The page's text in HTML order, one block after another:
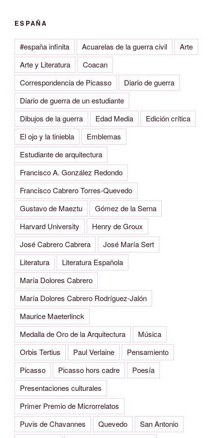
ESPAÑA
#españa infinita Acuarelas de la guerra civil
Arte
Arte y Literatura
Coacan
Correspondencia de Picasso
Diario de guerra
Diario de guerra de un estudiante
Dibujos de la guerra
Edad Media
Edición crítica
El ojo y la tiniebla
Emblemas
Estudiante de arquitectura
Francisco A. González Redondo
Francisco Cabrero Torres-Quevedo
Gustavo de Maeztu
Gómez de la Serna
Harvard University
Henry de Groux
José Cabrero Cabrera
José María Sert
Literatura
Literatura Española
María Dolores Cabrero
María Dolores Cabrero Rodríguez-Jalón
Maurice Maeterlinck
Medalla de Oro de la Arquitectura
Música
Orbis Tertius
Paul Verlaine
Pensamiento
Picasso
Picasso hors cadre
Poesía
Presentaciones culturales
Primer Premio de Microrrelatos
Puvis de Chavannes
Quevedo
San Antonio